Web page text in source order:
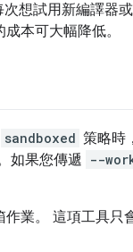
想試用新編譯器
本可大幅降低。
sandboxed 策略時
如果您傳遞 --
業。 這項工具